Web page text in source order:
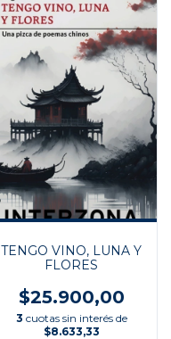
TENGO VINO, LUNA Y
FLORES
$25.900,00
3 cuotas sin interés de
$8.633,33